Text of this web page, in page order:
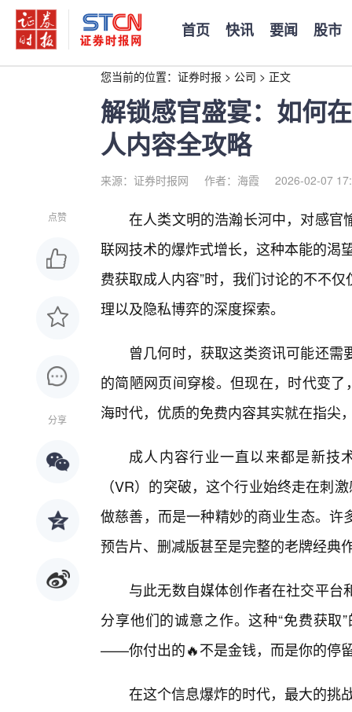
首页 快讯 要闻 股市
您当前的位置： 证券时报 > 公司 > 正文
解锁感官盛宴：如何
人内容全攻略
来源：证券时报网 作者：海霞 2026-02-07
点赞
分享
在人类文明的浩瀚长河中，对感官
联网技术的爆炸式增长，这种本能的渴
费获取成人内容”时，我们讨论的不不
理以及隐私博弈的深度探索。
曾几何时，获取这类资讯可能还
的简陋网页间穿梭。但现在，时代变
海时代，优质的免费内容其实就在指尖
成人内容行业一直以来都是新技
（VR）的突破，这个行业始终走在刺
做慈善，而是一种精妙的商业生态。
预告片、删减版甚至是完整的老牌经典
与此无数自媒体创作者在社交平
分享他们的诚意之作。这种“免费获
——你付出的🔥不是金钱，而是你的停
在这个信息爆炸的时代，最大的挑